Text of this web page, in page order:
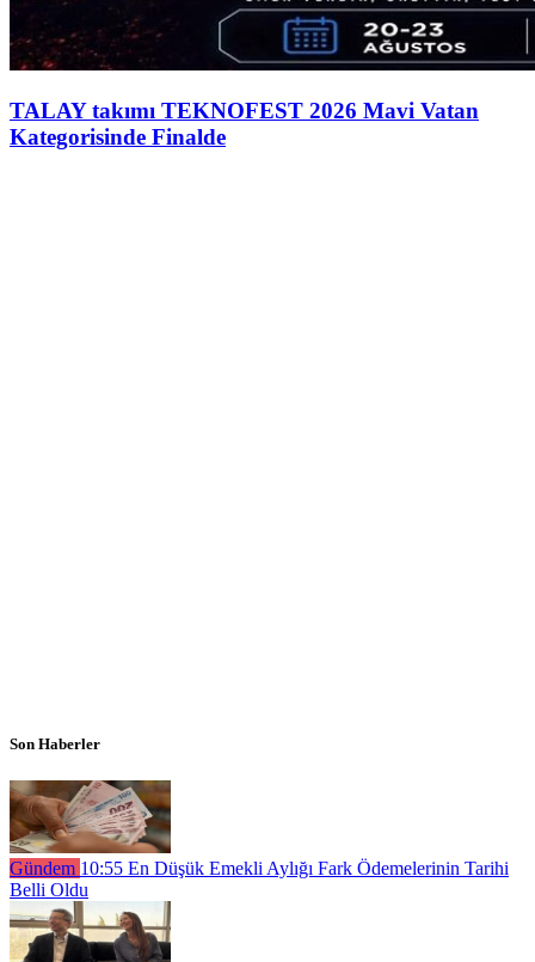
TALAY takımı TEKNOFEST 2026 Mavi Vatan
Kategorisinde Finalde
Son Haberler
Gündem 10:55 En Düşük Emekli Aylığı Fark Ödemelerinin Tarihi
Belli Oldu